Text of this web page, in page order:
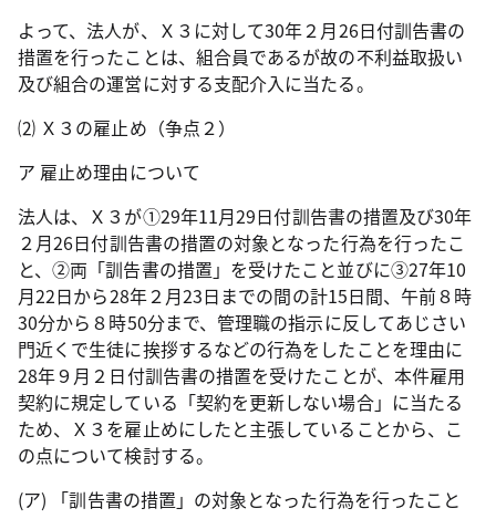
よって、法人が、Ｘ３に対して30年２月26日付訓告書の
措置を行ったことは、組合員であるが故の不利益取扱い
及び組合の運営に対する支配介入に当たる。
⑵ Ｘ３の雇止め（争点２）
ア 雇止め理由について
法人は、Ｘ３が①29年11月29日付訓告書の措置及び30年
２月26日付訓告書の措置の対象となった行為を行ったこ
と、②両「訓告書の措置」を受けたこと並びに③27年10
月22日から28年２月23日までの間の計15日間、午前８時
30分から８時50分まで、管理職の指示に反してあじさい
門近くで生徒に挨拶するなどの行為をしたことを理由に
28年９月２日付訓告書の措置を受けたことが、本件雇用
契約に規定している「契約を更新しない場合」に当たる
ため、Ｘ３を雇止めにしたと主張していることから、こ
の点について検討する。
(ア) 「訓告書の措置」の対象となった行為を行ったこと